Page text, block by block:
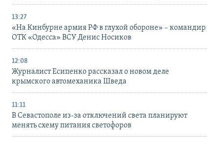
13:27
«На Кинбурне армия РФ в глухой обороне» – командир
ОТК «Одесса» ВСУ Денис Носиков
12:08
Журналист Есипенко рассказал о новом деле
крымского автомеханика Шведа
11:11
В Севастополе из-за отключений света планируют
менять схему питания светофоров